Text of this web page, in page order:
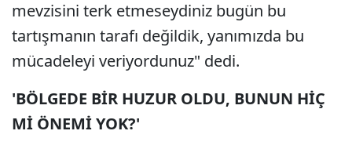
mevzisini terk etmeseydiniz bugün bu
tartışmanın tarafı değildik, yanımızda bu
mücadeleyi veriyordunuz" dedi.
'BÖLGEDE BİR HUZUR OLDU, BUNUN HİÇ
Mİ ÖNEMİ YOK?'